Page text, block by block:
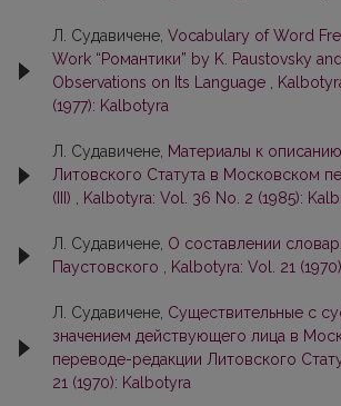
Л. Судавичене, Vocabulary of Word
Work “Романтики” by K. Paustovsky
Observations on Its Language
(1977): Kalbotyra
Л. Судавичене, Материалы к
Литовского Статута в Московском
(III)
Kalbotyra: Vol. 36 No. 2 (1985):
Л. Судавичене, О составлении
Паустовского
Kalbotyra: Vol. 21
Л. Судавичене, Существительные с
значением действующего лица в
переводе-редакции Литовского
21 (1970): Kalbotyra